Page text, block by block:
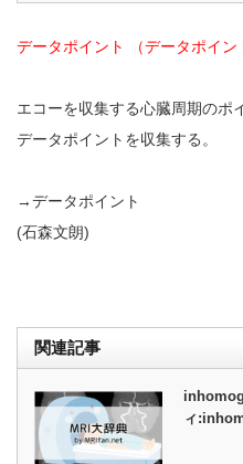
データポイント （データポイン
エコーを収集する心臓周期のポ
データポイントを収集する。
→データポイント
(石森文朗)
関連記事
ィ